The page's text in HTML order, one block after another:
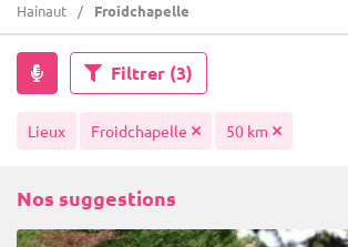
Hainaut
Froidchapelle
Filtrer (3)
Lieux Froidchapelle 50 km
Nos suggestions